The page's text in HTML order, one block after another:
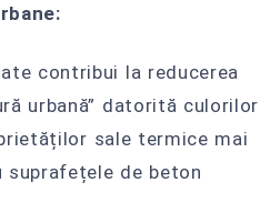
contribui la reducerea
urbană” datorită culorilor
sale termice mai
suprafețele de beton